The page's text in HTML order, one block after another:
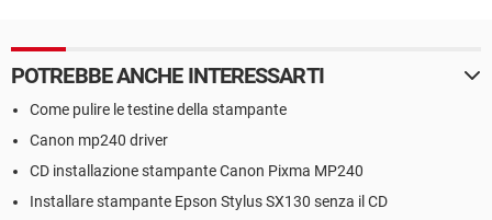
POTREBBE ANCHE INTERESSARTI
Come pulire le testine della stampante
Canon mp240 driver
CD installazione stampante Canon Pixma MP240
Installare stampante Epson Stylus SX130 senza il CD